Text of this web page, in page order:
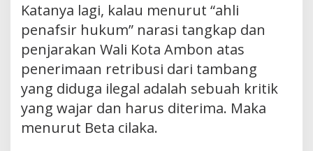
Katanya lagi, kalau menurut “ahli
penafsir hukum” narasi tangkap dan
penjarakan Wali Kota Ambon atas
penerimaan retribusi dari tambang
yang diduga ilegal adalah sebuah kritik
yang wajar dan harus diterima. Maka
menurut Beta cilaka.